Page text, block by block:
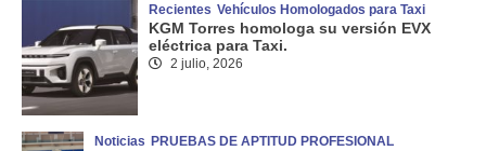
Recientes Vehículos Homologados para Taxi
KGM Torres homologa su versión EVX
eléctrica para Taxi.
2 julio, 2026
Noticias PRUEBAS DE APTITUD PROFESIONAL